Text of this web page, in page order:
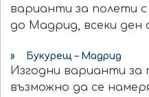
варианти за полети
до Мадрид, всеки ден
» Букурещ – Мадрид
Изгодни варианти
възможно да се